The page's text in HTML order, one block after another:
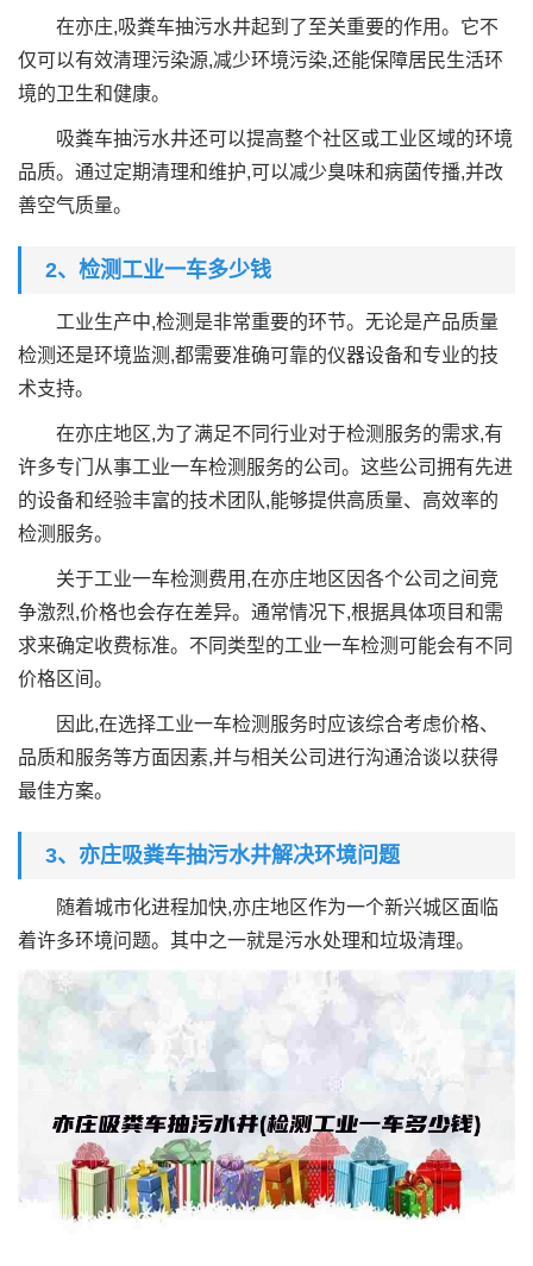
在亦庄,吸粪车抽污水井起到了至关重要的作用。它不
仅可以有效清理污染源,减少环境污染,还能保障居民生活环
境的卫生和健康。
吸粪车抽污水井还可以提高整个社区或工业区域的环境
品质。通过定期清理和维护,可以减少臭味和病菌传播,并改
善空气质量。
2、检测工业一车多少钱
工业生产中,检测是非常重要的环节。无论是产品质量
检测还是环境监测,都需要准确可靠的仪器设备和专业的技
术支持。
在亦庄地区,为了满足不同行业对于检测服务的需求,有
许多专门从事工业一车检测服务的公司。这些公司拥有先进
的设备和经验丰富的技术团队,能够提供高质量、高效率的
检测服务。
关于工业一车检测费用,在亦庄地区因各个公司之间竞
争激烈,价格也会存在差异。通常情况下,根据具体项目和需
求来确定收费标准。不同类型的工业一车检测可能会有不同
价格区间。
因此,在选择工业一车检测服务时应该综合考虑价格、
品质和服务等方面因素,并与相关公司进行沟通洽谈以获得
最佳方案。
3、亦庄吸粪车抽污水井解决环境问题
随着城市化进程加快,亦庄地区作为一个新兴城区面临
着许多环境问题。其中之一就是污水处理和垃圾清理。